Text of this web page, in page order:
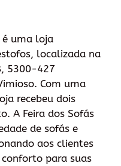
é uma loja
localizada na
5300-427
Com uma
recebeu dois
A Feira dos Sofás
de sofás e
aos clientes
para suas